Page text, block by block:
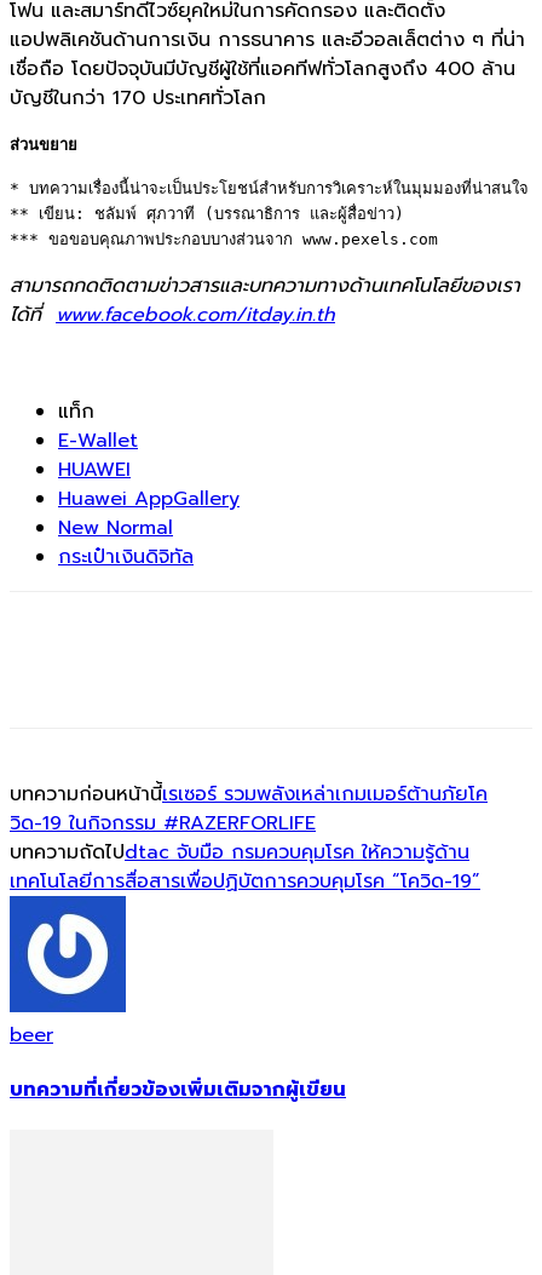
โฟน และสมาร์ทดีไวซ์ยุคใหม่ในการคัดกรอง และติดตั้ง
แอปพลิเคชันด้านการเงิน การธนาคาร และอีวอลเล็ตต่าง ๆ ที่น่า
เชื่อถือ โดยปัจจุบันมีบัญชีผู้ใช้ที่แอคทีฟทั่วโลกสูงถึง 400 ล้าน
บัญชีในกว่า 170 ประเทศทั่วโลก
ส่วนขยาย
* บทความเรื่องนี้น่าจะเป็นประโยชน์สำหรับการวิเคราะห์ในมุมมองที่น่าสนใจ
** เขียน: ชลัมพ์ ศุภวาที (บรรณาธิการ และผู้สื่อข่าว)
*** ขอขอบคุณภาพประกอบบางส่วนจาก www.pexels.com
สามารถกดติดตามข่าวสารและบทความทางด้านเทคโนโลยีของเรา
ได้ที่ www.facebook.com/itday.in.th
แท็ก
E-Wallet
HUAWEI
Huawei AppGallery
New Normal
กระเป๋าเงินดิจิทัล
บทความก่อนหน้านี้เรเซอร์ รวมพลังเหล่าเกมเมอร์ต้านภัยโค
วิด-19 ในกิจกรรม #RAZERFORLIFE
บทความถัดไปdtac จับมือ กรมควบคุมโรค ให้ความรู้ด้าน
เทคโนโลยีการสื่อสารเพื่อปฏิบัตการควบคุมโรค “โควิด-19”
beer
บทความที่เกี่ยวข้องเพิ่มเติมจากผู้เขียน